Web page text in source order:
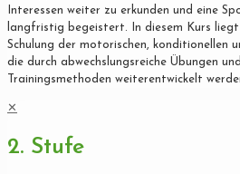
Interessen weiter zu erkunden und eine
langfristig begeistert. In diesem Kurs
Schulung der motorischen, konditionellen
die durch abwechslungsreiche Übungen
Trainingsmethoden weiterentwickelt
✕
2. Stufe